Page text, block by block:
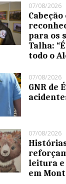
07/08/2026
para os
Talha:
todo o
07/08/2026
GNR de
07/08/2026
leitura
em